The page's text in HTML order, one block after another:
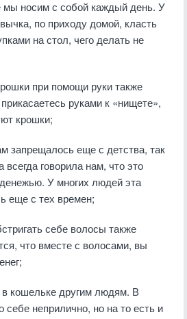
мы носим с собой каждый день. У
по приходу домой, класть
на стол, чего делать не
при помощи руки также
руками к «нищете»,
крошки;
запрещалось еще с детства, так
говорила нам, что это
У многих людей эта
еще с тех времен;
себе волосы также
что вместе с волосами, вы
кошельке другим людям. В
неприлично, но на то есть и